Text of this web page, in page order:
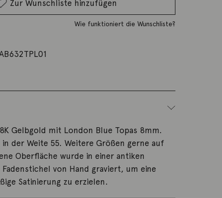
Zur Wunschliste hinzufügen
Wie funktioniert die Wunschliste?
Gelbgold mit London Blue Topas 8mm.
der Weite 55. Weitere Größen gerne auf
Oberfläche wurde in einer antiken
von Hand graviert, um eine
Satinierung zu erzielen.